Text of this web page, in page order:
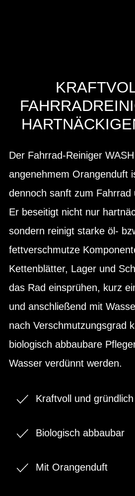
Der Fahrrad-Reiniger
angenehmem Orangenduft
dennoch sanft zum Fahrrad
Er beseitigt nicht nur
sondern reinigt starke öl-
fettverschmutze
Kettenblätter, Lager und
das Rad einsprühen, kurz
und anschließend mit
nach Verschmutzungsgrad
biologisch abbaubare
Wasser verdünnt werden.
Kraftvoll und gründlich
Biologisch abbaubar
Mit Orangenduft